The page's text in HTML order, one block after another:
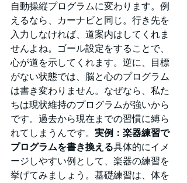
自動操縦プログラムに変わります。例
えるなら、カーナビと同じ。行き先を
入力しなければ、道案内はしてくれま
せんよね。ゴール設定をすることで、
心が道を示してくれます。逆に、目標
がない状態では、脳と心のプログラム
は書き変わりません。なぜなら、私た
ちは現状維持のプログラムが強いから
です。過去から現在までの習慣に縛ら
れてしまうんです。 実例：楽器練習で
プログラムを書き換える具体的にイメ
ージしやすい例として、楽器の練習を
挙げてみましょう。基礎練習は、体を